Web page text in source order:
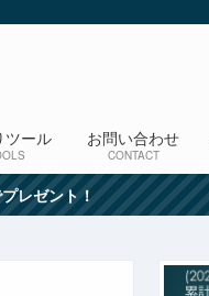
ツール お問い合わせ
CONTACT
レゼント！